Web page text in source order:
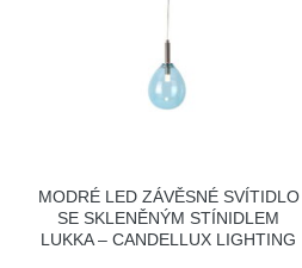
MODRÉ LED ZÁVĚSNÉ SVÍTIDLO
SE SKLENĚNÝM STÍNIDLEM
LUKKA – CANDELLUX LIGHTING